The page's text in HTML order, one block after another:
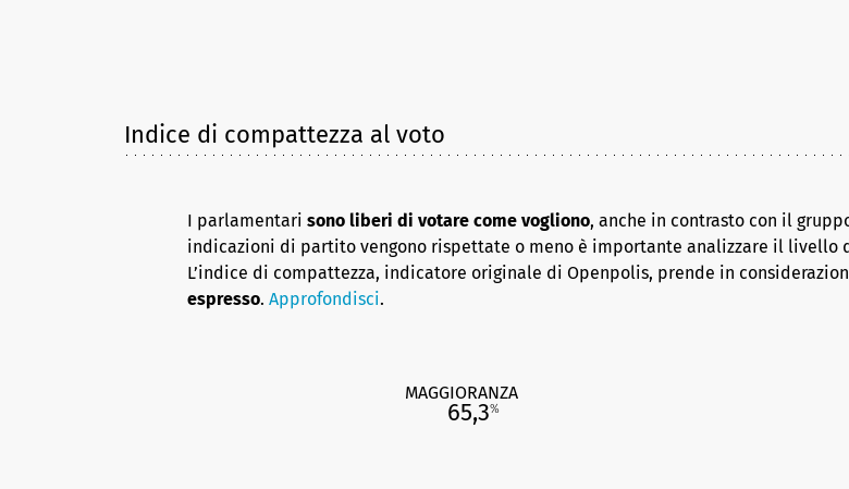
Indice di compattezza al voto
I parlamentari sono liberi di votare come vogliono, anche in contrasto con il
indicazioni di partito vengono rispettate o meno è importante analizzare il livello
L’indice di compattezza, indicatore originale di Openpolis, prende in
espresso. Approfondisci.
MAGGIORANZA
65,3%